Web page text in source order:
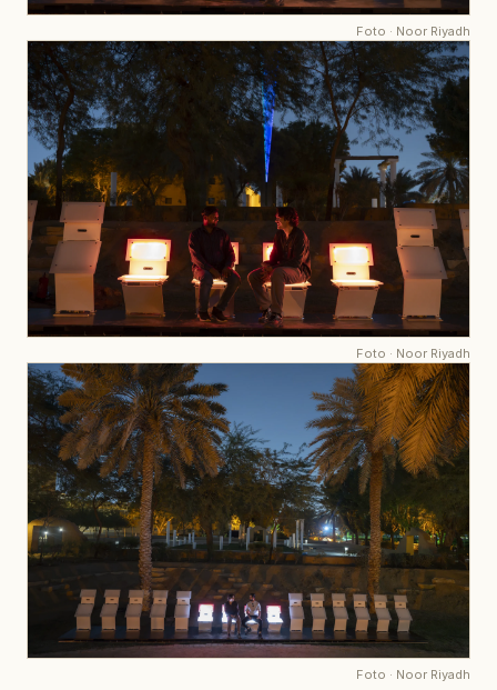
Foto · Noor Riyadh
Foto · Noor Riyadh
Foto · Noor Riyadh